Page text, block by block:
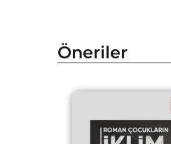
Öneriler